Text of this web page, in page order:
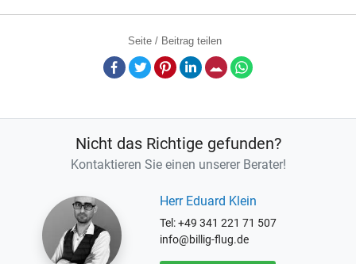
Seite / Beitrag teilen
Facebook
TwitterPinterestLinkedInE-Mail
Nicht das Richtige gefunden?
Kontaktieren Sie einen unserer Berater!
Herr Eduard Klein
Tel: +49 341 221 71 507
info@billig-flug.de